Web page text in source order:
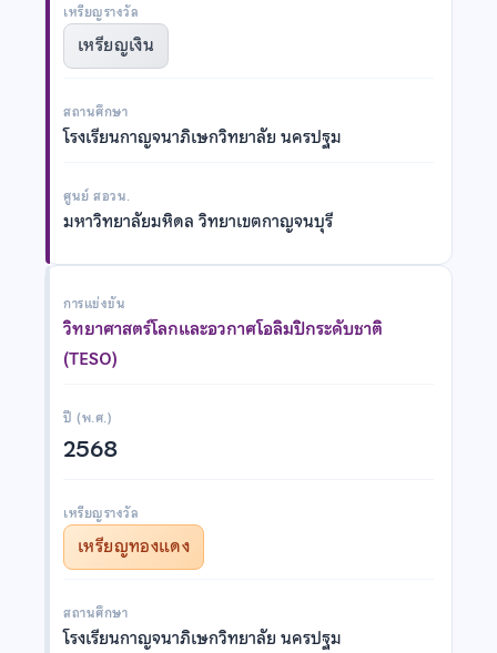
เหรียญรางวัล
เหรียญเงิน
สถานศึกษา
โรงเรียนกาญจนาภิเษกวิทยาลัย นครปฐม
ศูนย์ สอวน.
มหาวิทยาลัยมหิดล วิทยาเขตกาญจนบุรี
การแข่งขัน
วิทยาศาสตร์โลกและอวกาศโอลิมปิกระดับชาติ
(TESO)
ปี (พ.ศ.)
2568
เหรียญรางวัล
เหรียญทองแดง
สถานศึกษา
โรงเรียนกาญจนาภิเษกวิทยาลัย นครปฐม